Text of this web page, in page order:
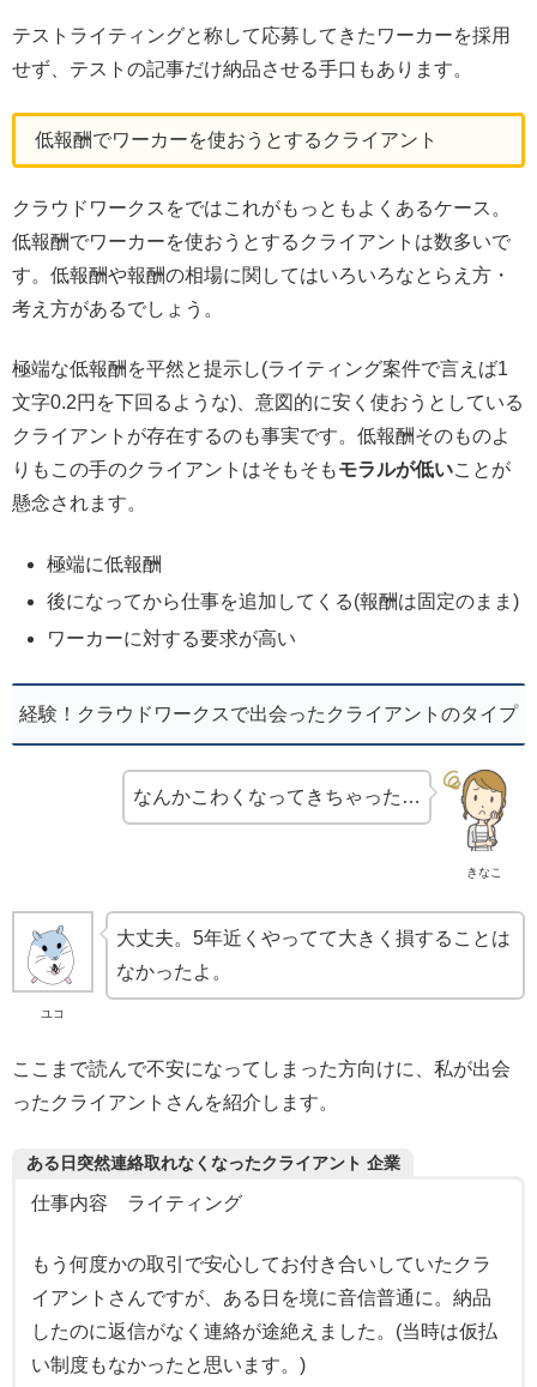
テストライティングと称して応募してきたワーカーを採用
せず、テストの記事だけ納品させる手口もあります。
低報酬でワーカーを使おうとするクライアント
クラウドワークスをではこれがもっともよくあるケース。
低報酬でワーカーを使おうとするクライアントは数多いで
す。低報酬や報酬の相場に関してはいろいろなとらえ方・
考え方があるでしょう。
極端な低報酬を平然と提示し(ライティング案件で言えば1
文字0.2円を下回るような)、意図的に安く使おうとしている
クライアントが存在するのも事実です。低報酬そのものよ
りもこの手のクライアントはそもそもモラルが低いことが
懸念されます。
極端に低報酬
後になってから仕事を追加してくる(報酬は固定のまま)
ワーカーに対する要求が高い
経験！クラウドワークスで出会ったクライアントのタイプ
きなこ
なんかこわくなってきちゃった…
ユコ
大丈夫。5年近くやってて大きく損することは
なかったよ。
ここまで読んで不安になってしまった方向けに、私が出会
ったクライアントさんを紹介します。
ある日突然連絡取れなくなったクライアント 企業
仕事内容 ライティング
もう何度かの取引で安心してお付き合いしていたクラ
イアントさんですが、ある日を境に音信普通に。納品
したのに返信がなく連絡が途絶えました。(当時は仮払
い制度もなかったと思います。)